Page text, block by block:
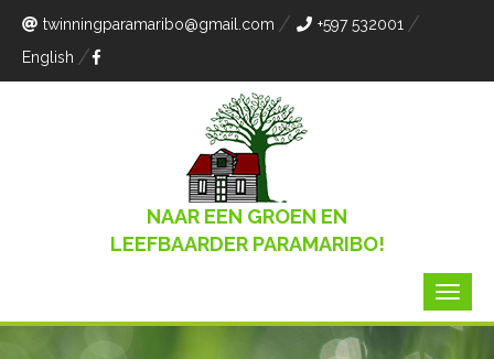
twinningparamaribo@gmail.com
+597 532001
English
NAAR EEN GROEN EN
LEEFBAARDER PARAMARIBO!